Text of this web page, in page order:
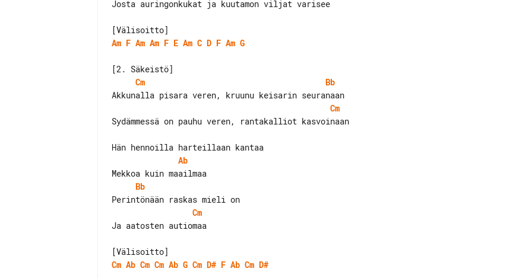
Josta auringonkukat ja kuutamon viljat varisee
Am F Am Am F E Am C D F Am G
Cm
Bb
Cm
Sydämmessä on pauhu veren, rantakalliot kasvoinaan
Ab
Bb
Cm
Ja aatosten autiomaa
Cm Ab Cm Cm Ab G Cm D# F Ab Cm D#